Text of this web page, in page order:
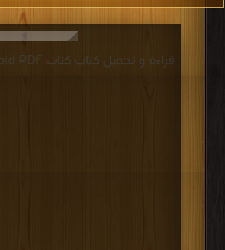
قراءة و تحميل كتاب كتاب Deutsch rapid PDF مجانا | مكتبة >